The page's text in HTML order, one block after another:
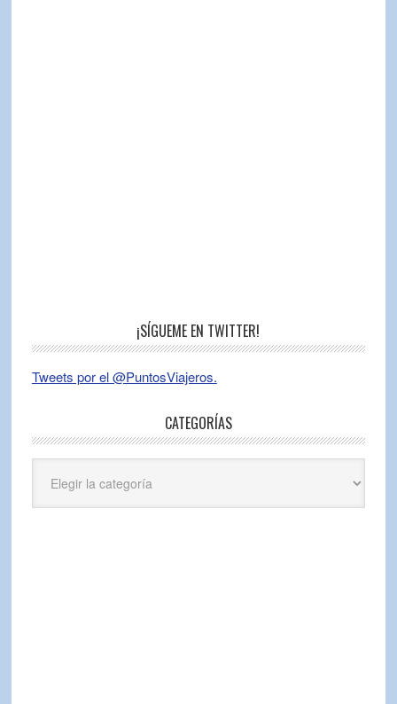
¡SÍGUEME EN TWITTER!
Tweets por el @PuntosViajeros.
CATEGORÍAS